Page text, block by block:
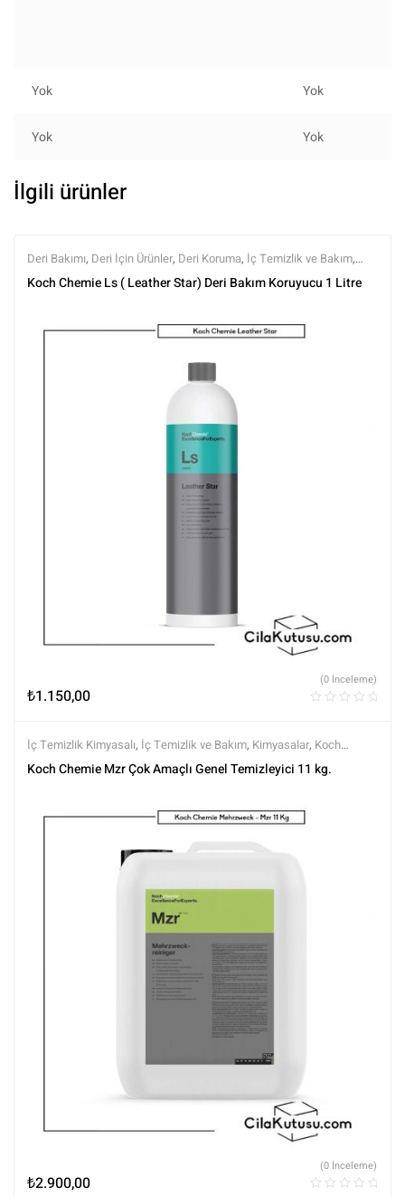
Yok Yok
Yok Yok
İlgili ürünler
Deri Bakımı, Deri İçin Ürünler, Deri Koruma, İç Temizlik ve Bakım,
Koch Chemie,Markalar,Tüm Ürünler,Tüm Ürünler
Koch Chemie Ls ( Leather Star) Deri Bakım Koruyucu 1 Litre
₺1.150,00
(0 İnceleme)
İç Temizlik Kimyasalı, İç Temizlik ve Bakım, Kimyasalar, Koch
Chemie,Markalar,Tüm Ürünler,Tüm Ürünler
Koch Chemie Mzr Çok Amaçlı Genel Temizleyici 11 kg.
₺2.900,00
(0 İnceleme)